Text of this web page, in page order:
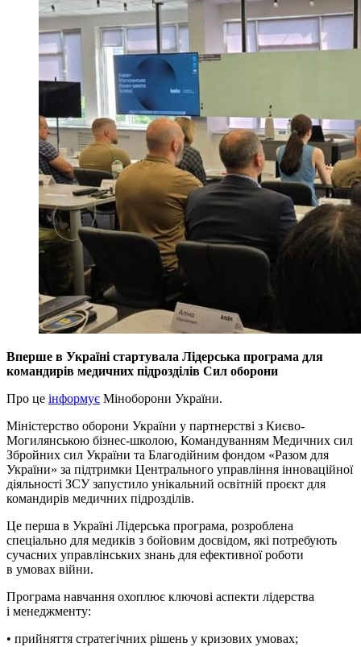
Вперше в Україні стартувала Лідерська програма для
командирів медичних підрозділів Сил оборони
Про це інформує Міноборони України.
Міністерство оборони України у партнерстві з Києво-
Могилянською бізнес-школою, Командуванням Медичних сил
Збройних сил України та Благодійним фондом «Разом для
України» за підтримки Центрального управління інноваційної
діяльності ЗСУ запустило унікальний освітній проєкт для
командирів медичних підрозділів.
Це перша в Україні Лідерська програма, розроблена
спеціально для медиків з бойовим досвідом, які потребують
сучасних управлінських знань для ефективної роботи
в умовах війни.
Програма навчання охоплює ключові аспекти лідерства
і менеджменту:
• прийняття стратегічних рішень у кризових умовах;